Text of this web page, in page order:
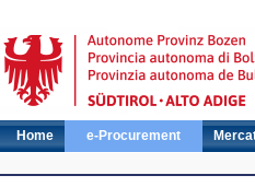
Home e-Procurement